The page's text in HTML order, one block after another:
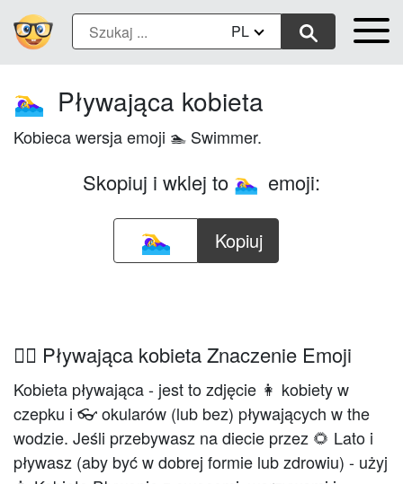
PL
🏊‍♀️ Pływająca kobieta
Kobieca wersja emoji 🏊 Swimmer.
Skopiuj i wklej to 🏊‍♀️ emoji:
Kopiuj
🏊‍♀️ Pływająca kobieta Znaczenie Emoji
Kobieta pływająca - jest to zdjęcie 👩 kobiety w
czepku i 👓 okularów (lub bez) pływających w the
wodzie. Jeśli przebywasz na diecie przez 🌻 Lato i
pływasz (aby być w dobrej formie lub zdrowiu) - użyj